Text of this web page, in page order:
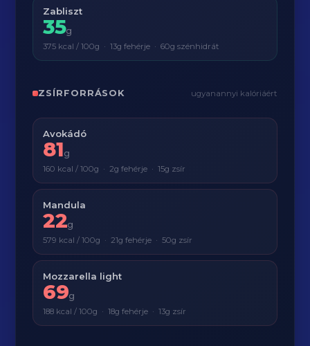
Zabliszt
35g
375 kcal / 100g · 13g fehérje · 60g szénhidrát
ZSÍRFORRÁSOK ugyanannyi kalóriáért
Avokádó
81g
160 kcal / 100g · 2g fehérje · 15g zsír
Mandula
22g
579 kcal / 100g · 21g fehérje · 50g zsír
Mozzarella light
69g
188 kcal / 100g · 18g fehérje · 13g zsír